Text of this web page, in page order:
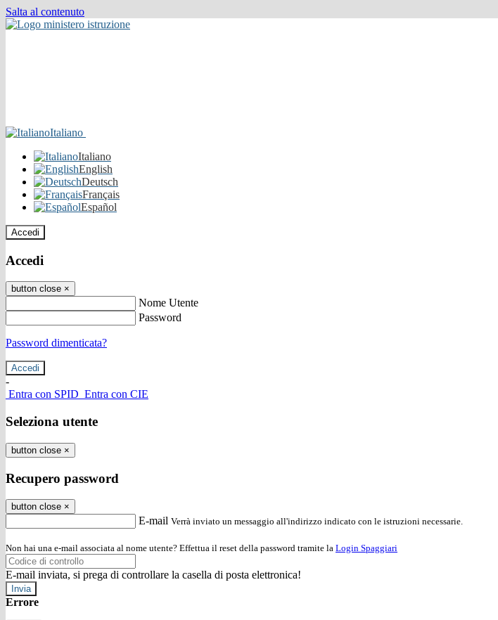
Salta al contenuto
Italiano
Italiano
English
Deutsch
Français
Español
Accedi
Accedi
button close ×
Nome Utente
Password
Password dimenticata?
-
Entra con SPID Entra con CIE
Seleziona utente
button close ×
Recupero password
button close ×
E-mail Verrà inviato un messaggio all'indirizzo indicato con le istruzioni necessarie.
Non hai una e-mail associata al nome utente? Effettua il reset della password tramite la Login Spaggiari
E-mail inviata, si prega di controllare la casella di posta elettronica!
Errore